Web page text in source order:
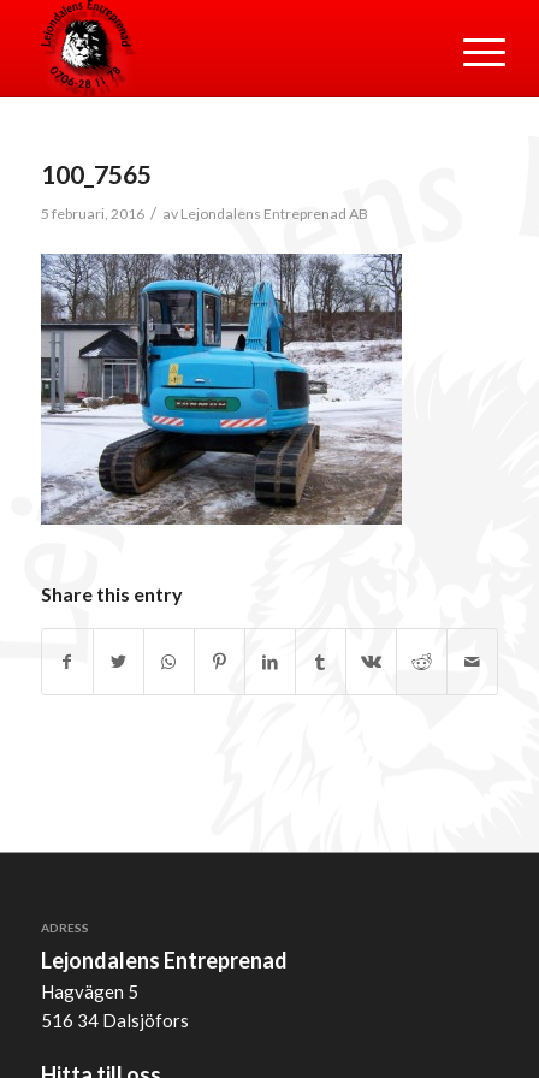
100_7565
5 februari, 2016 / av Lejondalens Entreprenad AB
Share this entry
ADRESS
Lejondalens Entreprenad
Hagvägen 5
516 34 Dalsjöfors